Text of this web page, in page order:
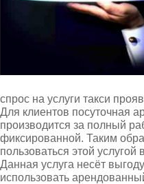
спрос на услуги такси
Для клиентов посуточная
производится за полный
фиксированной. Таким
пользоваться этой услугой
Данная услуга несёт
использовать